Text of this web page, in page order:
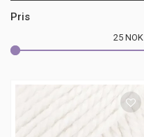
Pris
25 NOK